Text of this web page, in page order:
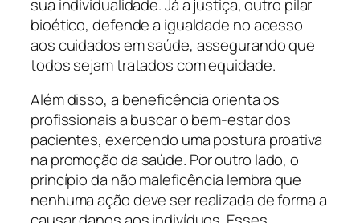
sua individualidade. Já a justiça, outro pilar
bioético, defende a igualdade no acesso
aos cuidados em saúde, assegurando que
todos sejam tratados com equidade.
Além disso, a beneficência orienta os
profissionais a buscar o bem-estar dos
pacientes, exercendo uma postura proativa
na promoção da saúde. Por outro lado, o
princípio da não maleficência lembra que
nenhuma ação deve ser realizada de forma a